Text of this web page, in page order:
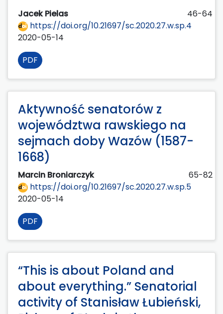
Jacek Pielas
46-64
https://doi.org/10.21697/sc.2020.27.w.sp.4
2020-05-14
PDF
Aktywność senatorów z
województwa rawskiego na
sejmach doby Wazów (1587-
1668)
Marcin Broniarczyk
65-82
https://doi.org/10.21697/sc.2020.27.w.sp.5
2020-05-14
PDF
“This is about Poland and
about everything.” Senatorial
activity of Stanisław Łubieński,